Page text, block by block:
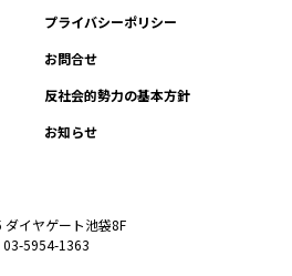
プライバシーポリシー
お問合せ
反社会的勢力の基本方針
お知らせ
イヤゲート池袋8F
03-5954-1363